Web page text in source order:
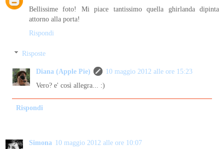
Bellissime foto! Mi piace tantissimo quella ghirlanda dipinta
attorno alla porta!
Rispondi
Risposte
Diana (Apple Pie)
10 maggio 2012 alle ore 15:23
Vero? e' così allegra... :)
Rispondi
Simona 10 maggio 2012 alle ore 10:07